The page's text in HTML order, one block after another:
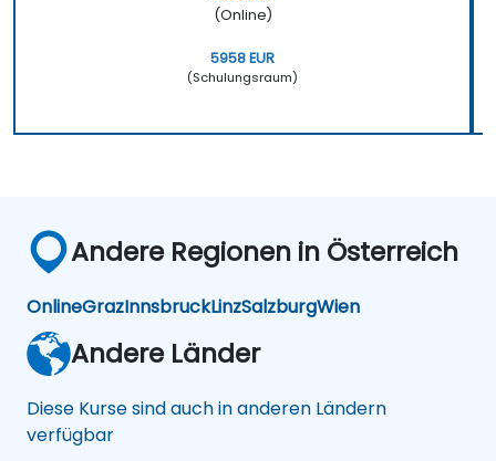
(Online)
5958 EUR
(Schulungsraum)
Andere Regionen in Österreich
OnlineGrazInnsbruckLinzSalzburgWien
Andere Länder
Diese Kurse sind auch in anderen Ländern
verfügbar